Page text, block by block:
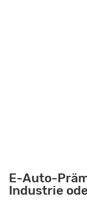
E-Auto-
Industrie